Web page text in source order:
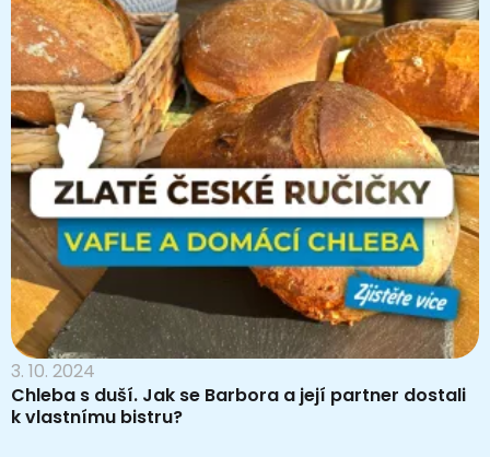
3. 10. 2024
Chleba s duší. Jak se Barbora a její partner dostali
k vlastnímu bistru?